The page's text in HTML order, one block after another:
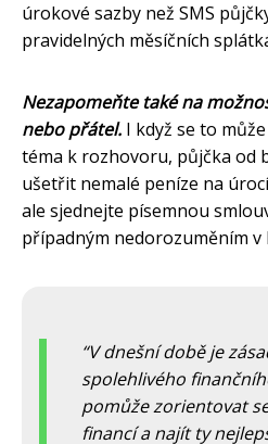
úrokové sazby než SMS
pravidelných měsíčních
Nezapomeňte také na
nebo přátel. I když se to
téma k rozhovoru, půjčka od
ušetřit nemalé peníze na
ale sjednejte písemnou
případným nedorozuměním v
V dnešní době je
spolehlivého
pomůže zorientovat
financí a najít ty